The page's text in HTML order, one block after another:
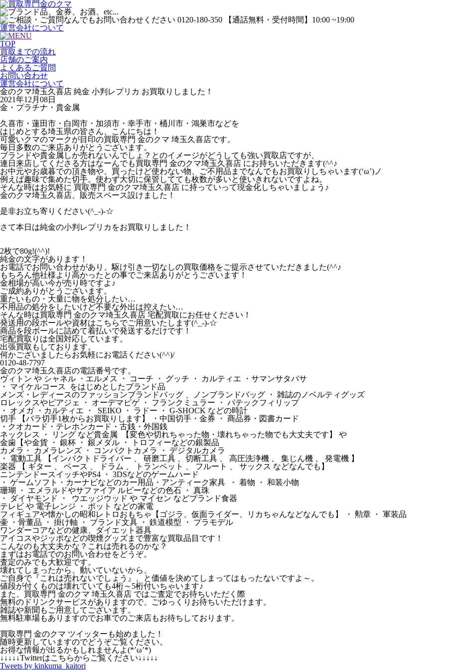
運営会社について
TOP
買取までの流れ
店舗のご案内
よくあるご質問
お問い合わせ
運営会社について
金のクマ埼玉久喜店 純金 小判レプリカ お買取りしました！
2021年12月08日
金・プラチナ・貴金属
久喜市・蓮田市・白岡市・加須市・幸手市・桶川市・鴻巣市などを
はじめとする埼玉県の皆さん、こんにちは！
可愛いクマのマークが目印の買取専門 金のクマ 埼玉久喜店です。
毎日多数のご来店ありがとうございます。
ブランドや貴金属しか売れないんでしょ？とのイメージがどうしても強い買取店ですが、
連日来店してくださる方はなーんでも買取専門 金のクマ埼玉久喜店 にお持ちいただきます(^^♪
お中元やお歳暮での頂き物や、買ったけど使わない物、ご不用品までなんでもお買取りしちゃいます(‘ω’)ノ
例えば趣味で集めた切手。使わず大切に保管してても枚数が多いと使いきれないですよね。
そんな時はお気軽に 買取専門 金のクマ埼玉久喜店 に持っていって現金化しちゃいましょう♪
金のクマ埼玉久喜店、販売スペース設けました！
是非お立ち寄りください(^_-)-☆
さて本日は純金の小判レプリカをお買取りしました！
2枚で80g!(^^)!
純金の文字があります！
お電話でお問い合わせがあり、駆け引き一切なしの買取価格をご提示させていただきました(^^♪
もちろん他社様より高かったとの事でご来店ありがとうございます！
金相場が高い今が売り時ですよ♪
ご成約ありがとうございます。
重たいもの・大量に物を処分したい…
不用品の処分をしたいけど不要な外出は控えたい…
そんな時は買取専門 金のクマ埼玉久喜店 宅配買取にお任せください！
発送用の段ボールや資材はこちらでご用意いたします(^_-)-☆
商品を段ボールに詰めて着払いで発送するだけです！
宅配買取りは全国対応しています。
出張買取もしております。
何かございましたらお気軽にお電話ください(^^)/
0120-48-7797
金のクマ埼玉久喜店の電話番号です。
ヴィトン や シャネル ・エルメス ・ コーチ ・ グッチ ・ カルティエ ・サマンサタバサ
・ マイケルコース をはじめとしたブランド品
メンズ・レディースのファッションブランドバッグ 、ノンブランドバッグ ・ 雑誌のノベルティグッズ
ロレックスやピアジェ ・ オーデマピゲ ・ フランクミュラー ・ パテックフィリップ
・ オメガ ・カルティエ ・ SEIKO ・ ラドー ・ G-SHOCK などの時計
切手 【バラ切手1枚からお買取りします】 ・中国切手・金券 ・ 商品券・図書カード
・クオカード・テレホンカード・古銭・外国銭
ネックレス ・ リング など貴金属 【変色や切れちゃった物・壊れちゃった物でも大丈夫です】 や
金歯【や金貨 ・ 銀杯 ・ 銀メダル ・ トロフィーなどの銀製品
カメラ・ カメラレンズ ・ コンパクトカメラ ・ デジタルカメラ
・ 電動工具 【インパクトドライバー 、 研磨工具 、切断工具 、 高圧洗浄機 、 集じん機 、 発電機 】
楽器 【 ギター 、 ベース 、 ドラム 、 トランペット 、 フルート 、 サックス などなんでも】
ニンテンドースイッチやPS4 ・ 3DSなどのゲームハード
・ ゲームソフト・カーナビなどのカー用品・アンティーク家具 ・ 着物 ・ 和装小物
珊瑚 ・ エメラルドやサファイア ルビーなどの色石 ・ 真珠
・ ダイヤモンド ・ ウエッジウッド や マイセン などブランド食器
テレビ や 電子レンジ ・ ポット などの家電
フィギュアや懐かしの昭和レトロおもちゃ【ゴジラ、仮面ライダー、リカちゃんなどなんでも】 ・ 勲章 ・ 軍装品
壷 ・骨董品 ・ 掛け軸 ・ ブランド文具 ・ 鉄道模型 ・ プラモデル
ワンダーコアなどの健康、ダイエット器具
アイコスやジッポなどの喫煙グッズまで豊富な買取品目です！
こんなのも大丈夫かな？これは売れるのかな？
まずはお電話でのお問い合わせをどうぞ。
査定のみでも大歓迎です。
壊れてしまったから、動いていないから、
ご自身で『これは売れないでしょう』、と価値を決めてしまってはもったないですよ～。
値段が付くものは壊れていても4桁～5桁付いちゃいます♪
また、買取専門 金のクマ 埼玉久喜店 ではご査定でお待ちいただく際
無料のドリンクサービスがありますので、ごゆっくりお待ちいただけます。
雑誌や新聞もご用意してございます。
無料駐車場もありますのでお車でのご来店もお待ちしております。
買取専門 金のクマ ツイッターも始めました！
随時更新していますのでどうぞご覧ください。
お得な情報が出るかもしれませんよ(*’ω’*)
↓↓↓↓↓Twitterはこちらからご覧ください↓↓↓↓↓
Tweets by kinkuma_kaitori